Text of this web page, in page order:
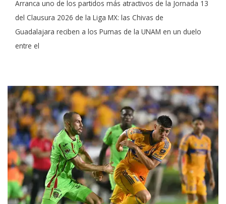
Arranca uno de los partidos más atractivos de la Jornada 13
del Clausura 2026 de la Liga MX: las Chivas de
Guadalajara reciben a los Pumas de la UNAM en un duelo
entre el